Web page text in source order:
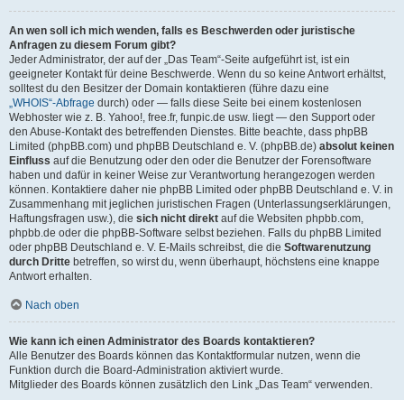
An wen soll ich mich wenden, falls es Beschwerden oder juristische
Anfragen zu diesem Forum gibt?
Jeder Administrator, der auf der „Das Team“-Seite aufgeführt ist, ist ein
geeigneter Kontakt für deine Beschwerde. Wenn du so keine Antwort erhältst,
solltest du den Besitzer der Domain kontaktieren (führe dazu eine
„WHOIS“-Abfrage durch) oder — falls diese Seite bei einem kostenlosen
Webhoster wie z. B. Yahoo!, free.fr, funpic.de usw. liegt — den Support oder
den Abuse-Kontakt des betreffenden Dienstes. Bitte beachte, dass phpBB
Limited (phpBB.com) und phpBB Deutschland e. V. (phpBB.de) absolut keinen
Einfluss auf die Benutzung oder den oder die Benutzer der Forensoftware
haben und dafür in keiner Weise zur Verantwortung herangezogen werden
können. Kontaktiere daher nie phpBB Limited oder phpBB Deutschland e. V. in
Zusammenhang mit jeglichen juristischen Fragen (Unterlassungserklärungen,
Haftungsfragen usw.), die sich nicht direkt auf die Websiten phpbb.com,
phpbb.de oder die phpBB-Software selbst beziehen. Falls du phpBB Limited
oder phpBB Deutschland e. V. E-Mails schreibst, die die Softwarenutzung
durch Dritte betreffen, so wirst du, wenn überhaupt, höchstens eine knappe
Antwort erhalten.
Nach oben
Wie kann ich einen Administrator des Boards kontaktieren?
Alle Benutzer des Boards können das Kontaktformular nutzen, wenn die
Funktion durch die Board-Administration aktiviert wurde.
Mitglieder des Boards können zusätzlich den Link „Das Team“ verwenden.